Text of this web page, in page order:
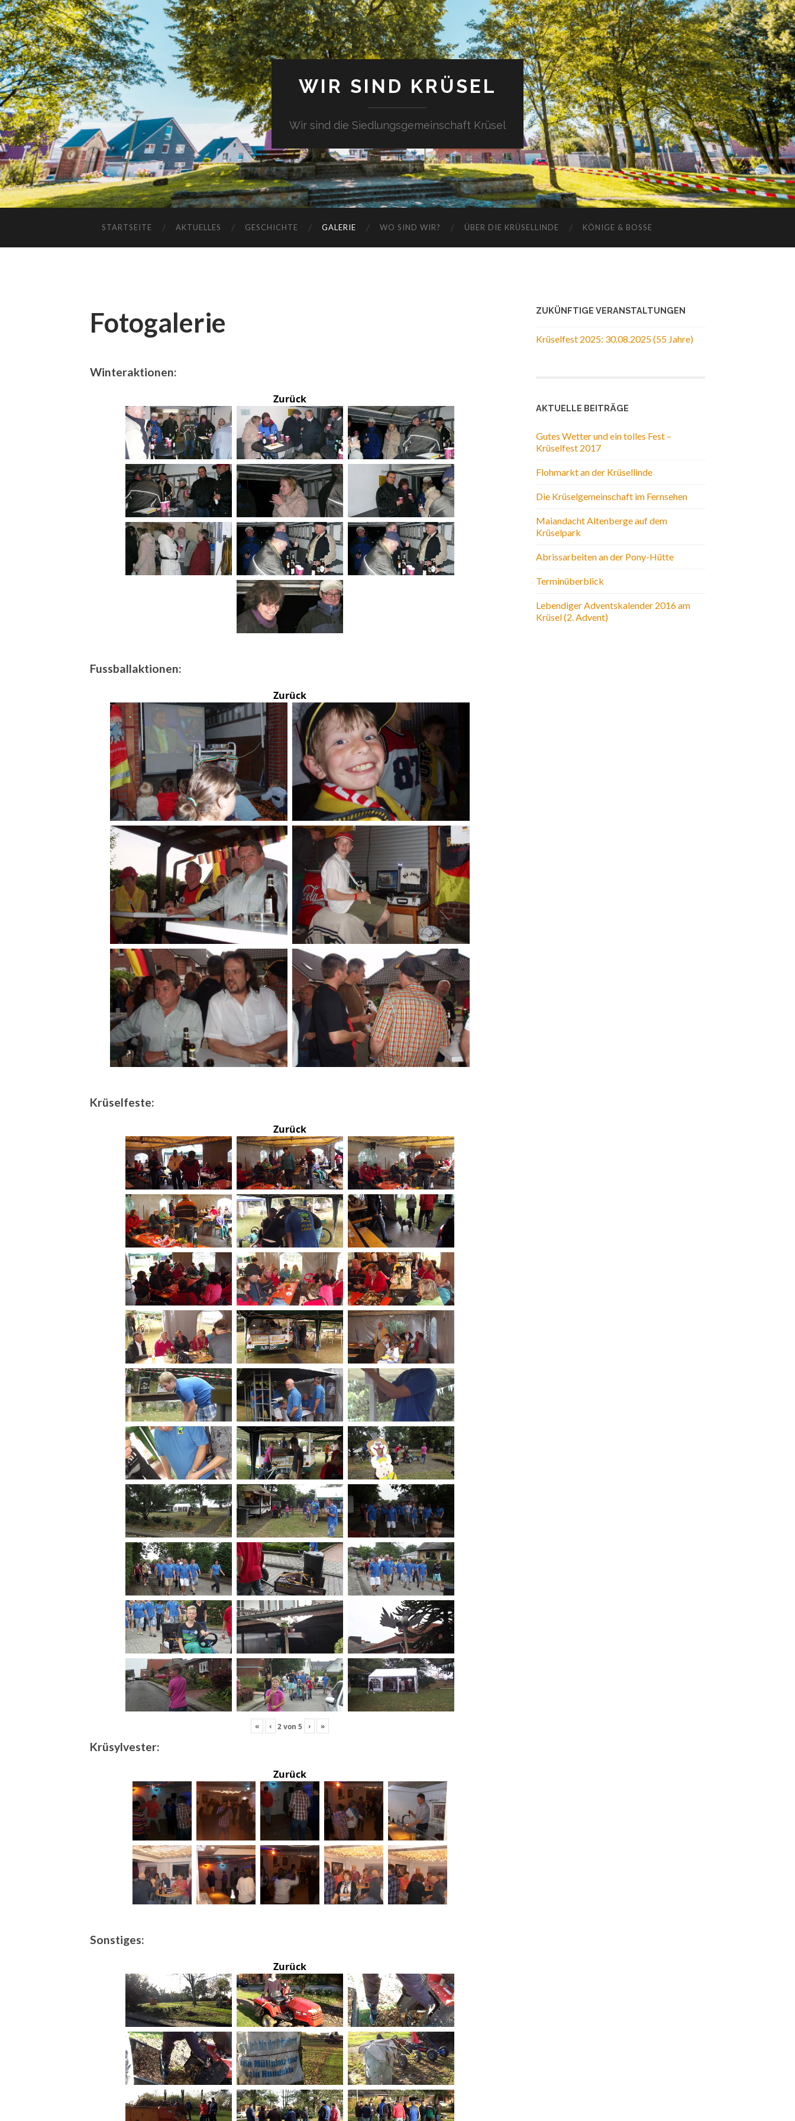
WIR SIND KRÜSEL
Wir sind die Siedlungsgemeinschaft Krüsel
STARTSEITE AKTUELLES GESCHICHTE GALERIE WO SIND WIR? ÜBER DIE KRÜSELLINDE KÖNIGE & BOSSE
Fotogalerie
Winteraktionen:
Zurück
Fussballaktionen:
Zurück
Krüselfeste:
Zurück
« ‹ 2von 5 › »
Krüsylvester:
Zurück
Sonstiges:
Zurück
ZUKÜNFTIGE VERANSTALTUNGEN
Krüselfest 2025: 30.08.2025 (55 Jahre)
AKTUELLE BEITRÄGE
Gutes Wetter und ein tolles Fest –
Krüselfest 2017
Flohmarkt an der Krüsellinde
Die Krüselgemeinschaft im Fernsehen
Maiandacht Altenberge auf dem
Krüselpark
Abrissarbeiten an der Pony-Hütte
Terminüberblick
Lebendiger Adventskalender 2016 am
Krüsel (2. Advent)